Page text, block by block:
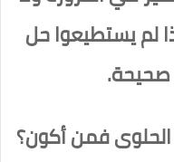
لم يستطيعوا حل
صحيحة.
فمن أكون؟